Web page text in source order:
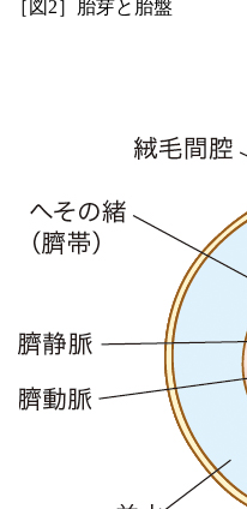
［図2］胎芽と胎盤